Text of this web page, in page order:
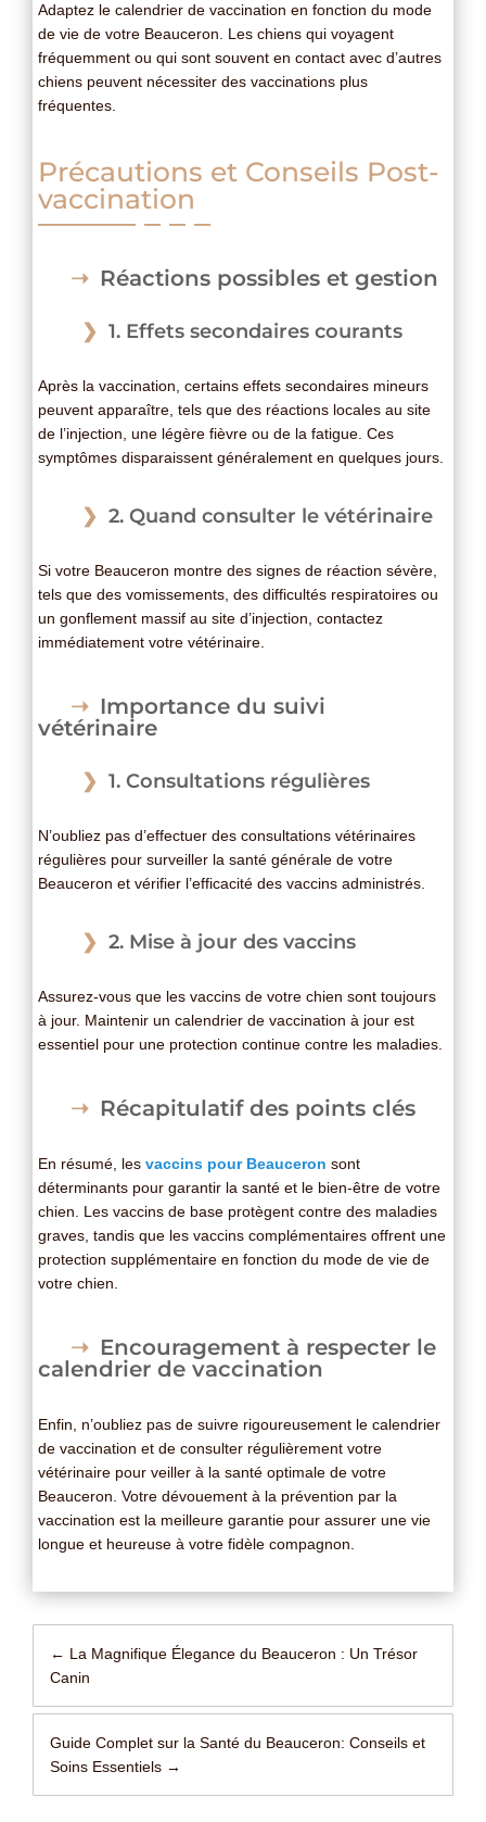
Adaptez le calendrier de vaccination en fonction du mode
de vie de votre Beauceron. Les chiens qui voyagent
fréquemment ou qui sont souvent en contact avec d’autres
chiens peuvent nécessiter des vaccinations plus
fréquentes.
Précautions et Conseils Post-
vaccination
Réactions possibles et gestion
1. Effets secondaires courants
Après la vaccination, certains effets secondaires mineurs
peuvent apparaître, tels que des réactions locales au site
de l’injection, une légère fièvre ou de la fatigue. Ces
symptômes disparaissent généralement en quelques jours.
2. Quand consulter le vétérinaire
Si votre Beauceron montre des signes de réaction sévère,
tels que des vomissements, des difficultés respiratoires ou
un gonflement massif au site d’injection, contactez
immédiatement votre vétérinaire.
Importance du suivi
vétérinaire
1. Consultations régulières
N’oubliez pas d’effectuer des consultations vétérinaires
régulières pour surveiller la santé générale de votre
Beauceron et vérifier l’efficacité des vaccins administrés.
2. Mise à jour des vaccins
Assurez-vous que les vaccins de votre chien sont toujours
à jour. Maintenir un calendrier de vaccination à jour est
essentiel pour une protection continue contre les maladies.
Récapitulatif des points clés
En résumé, les vaccins pour Beauceron sont
déterminants pour garantir la santé et le bien-être de votre
chien. Les vaccins de base protègent contre des maladies
graves, tandis que les vaccins complémentaires offrent une
protection supplémentaire en fonction du mode de vie de
votre chien.
Encouragement à respecter le
calendrier de vaccination
Enfin, n’oubliez pas de suivre rigoureusement le calendrier
de vaccination et de consulter régulièrement votre
vétérinaire pour veiller à la santé optimale de votre
Beauceron. Votre dévouement à la prévention par la
vaccination est la meilleure garantie pour assurer une vie
longue et heureuse à votre fidèle compagnon.
← La Magnifique Élegance du Beauceron : Un Trésor
Canin
Guide Complet sur la Santé du Beauceron: Conseils et
Soins Essentiels →